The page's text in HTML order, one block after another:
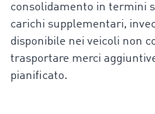
consolidamento in termini
carichi supplementari,
disponibile nei veicoli non
trasportare merci
pianificato.